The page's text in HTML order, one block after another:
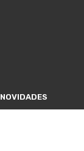
NOVIDADES